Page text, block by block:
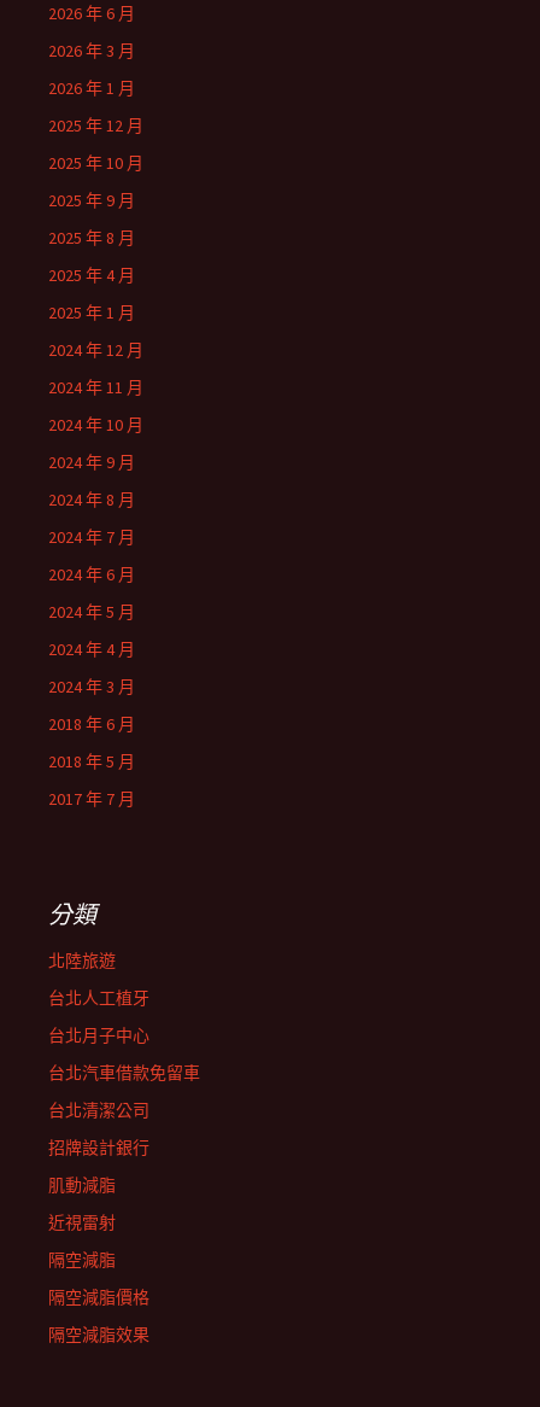
2026 年 6 月
2026 年 3 月
2026 年 1 月
2025 年 12 月
2025 年 10 月
2025 年 9 月
2025 年 8 月
2025 年 4 月
2025 年 1 月
2024 年 12 月
2024 年 11 月
2024 年 10 月
2024 年 9 月
2024 年 8 月
2024 年 7 月
2024 年 6 月
2024 年 5 月
2024 年 4 月
2024 年 3 月
2018 年 6 月
2018 年 5 月
2017 年 7 月
分類
北陸旅遊
台北人工植牙
台北月子中心
台北汽車借款免留車
台北清潔公司
招牌設計銀行
肌動減脂
近視雷射
隔空減脂
隔空減脂價格
隔空減脂效果